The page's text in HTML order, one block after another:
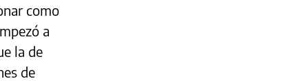
como
a
la de
de